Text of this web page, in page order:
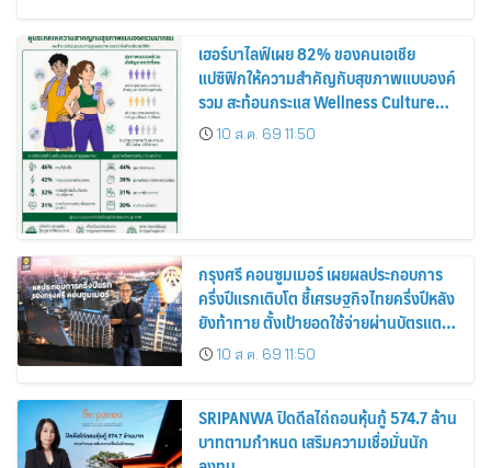
เฮอร์บาไลฟ์เผย 82% ของคนเอเชีย
แปซิฟิกให้ความสำคัญกับสุขภาพแบบองค์
รวม สะท้อนกระแส Wellness Culture
เติบโตต่อเนื่อง
10 ส.ค. 69 11:50
กรุงศรี คอนซูมเมอร์ เผยผลประกอบการ
ครึ่งปีแรกเติบโต ชี้เศรษฐกิจไทยครึ่งปีหลัง
ยังท้าทาย ตั้งเป้ายอดใช้จ่ายผ่านบัตรแตะ
420,000 ล้านบาท
10 ส.ค. 69 11:50
SRIPANWA ปิดดีลไถ่ถอนหุ้นกู้ 574.7 ล้าน
บาทตามกำหนด เสริมความเชื่อมั่นนัก